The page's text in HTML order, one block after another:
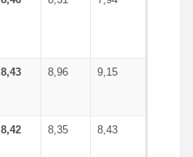
8,43 8,96 9,15
8,42 8,35 8,43